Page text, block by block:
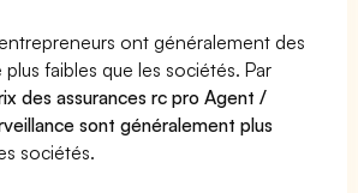
ont généralement des
faibles que les sociétés. Par
des assurances rc pro Agent /
sont généralement plus
sociétés.